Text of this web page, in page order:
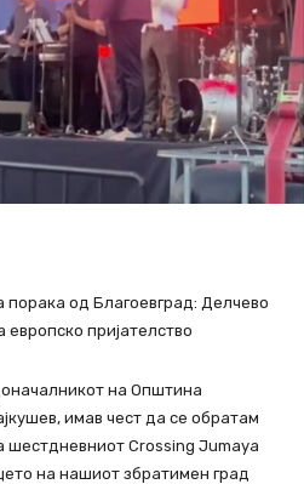
порака од Благоевград: Делчево
пријателство
на Општина
имав чест да се обратам
шестдневниот Crossing Jumaya
на нашиот збратимен град